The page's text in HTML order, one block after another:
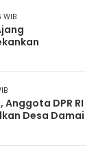
WIB
DPR RI
Desa Damai